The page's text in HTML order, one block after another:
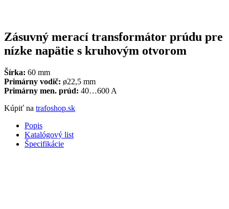
Zásuvný merací transformátor prúdu pre
nízke napätie s kruhovým otvorom
Šírka: 60 mm
Primárny vodič: ø22,5 mm
Primárny men. prúd: 40…600 A
Kúpiť na trafoshop.sk
Popis
Katalógový list
Špecifikácie